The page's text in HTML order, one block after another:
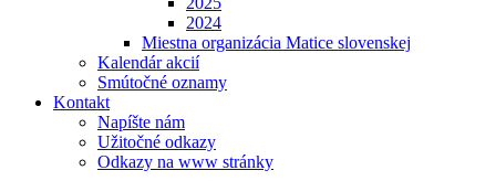
2024
Miestna organizácia Matice slovenskej
Kalendár akcií
Smútočné oznamy
Kontakt
Napíšte nám
Užitočné odkazy
Odkazy na www stránky